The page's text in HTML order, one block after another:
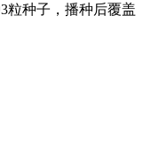
粒种子，播种后覆盖